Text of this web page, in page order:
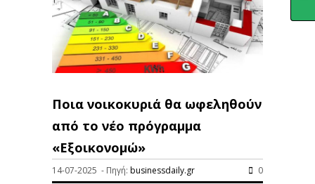
Ποια νοικοκυριά θα ωφεληθούν
από το νέο πρόγραμμα
«Εξοικονομώ»
14-07-2025 - Πηγή: businessdaily.gr 0